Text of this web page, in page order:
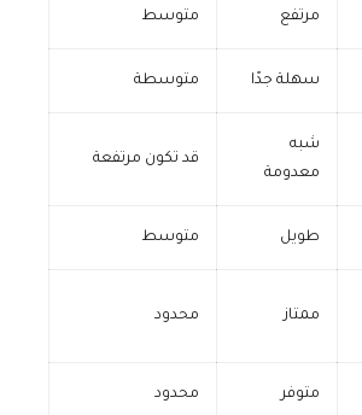
مرتفع متوسط
سهلة جدًا متوسطة
شبه
معدومة
قد تكون مرتفعة
طويل متوسط
ممتاز محدود
متوفر محدود